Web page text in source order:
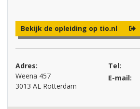
Bekijk de opleiding op tio.nl
Adres:
Weena 457
3013 AL Rotterdam
Tel:
E-mail: